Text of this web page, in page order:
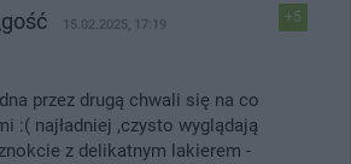
+5
15.02.2025, 17:19
przez drugą chwali się na co
:( najładniej ,czysto wyglądają
z delikatnym lakierem -